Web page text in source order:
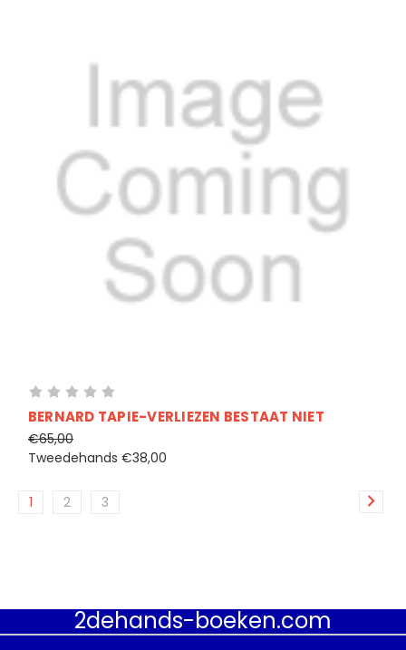
BERNARD TAPIE-VERLIEZEN BESTAAT NIET
€65,00
Tweedehands €38,00
1 2 3
2dehands-boeken.com